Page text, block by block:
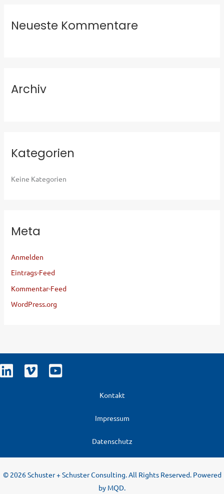
e
h
Neueste Kommentare
Archiv
Kategorien
Keine Kategorien
Meta
Anmelden
Eintrags-Feed
Kommentar-Feed
WordPress.org
Kontakt
Impressum
Datenschutz
© 2026 Schuster + Schuster Consulting. All Rights Reserved. Powered
by MQD.